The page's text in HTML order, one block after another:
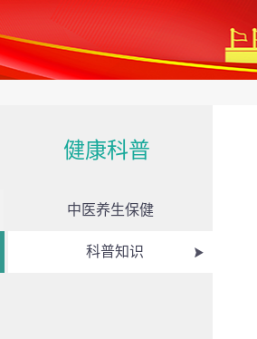
健康科普
中医养生保健
科普知识